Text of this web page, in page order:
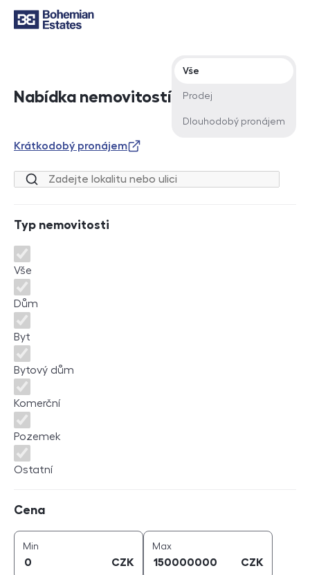
Nabídka nemovitostí
Typ nabídky
Vše
Prodej
Dlouhodobý pronájem
Krátkodobý pronájem
Lokalita nebo ulice
Typ nemovitosti
Typ nemovitosti
Vše
Dům
Byt
Bytový dům
Komerční
Pozemek
Ostatní
Cena
Min
CZK
Maxcena (
CZK